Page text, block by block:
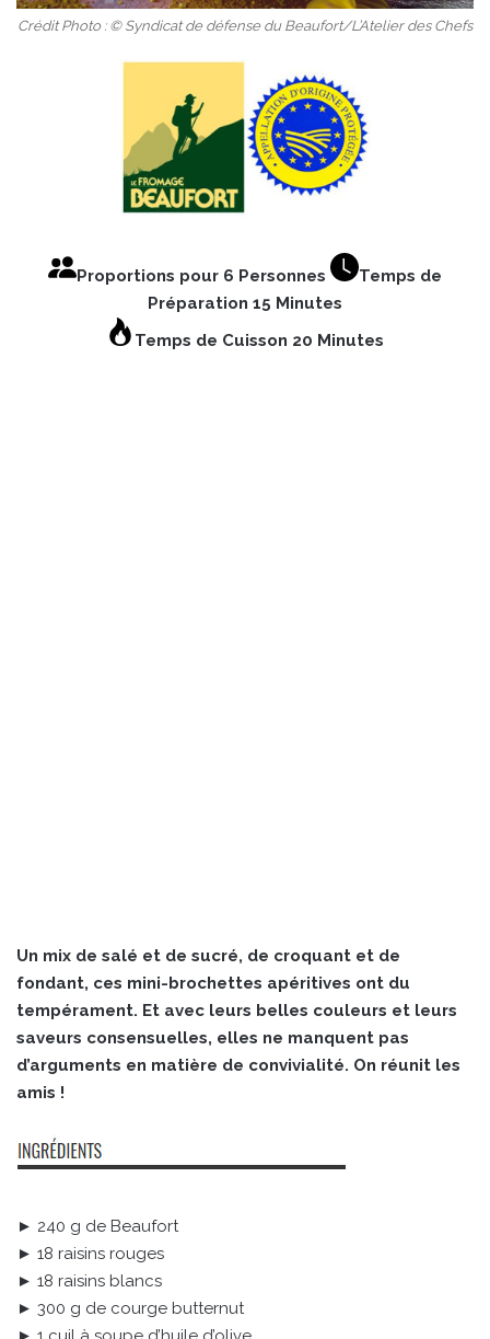
Crédit Photo : © Syndicat de défense du Beaufort/L’Atelier des Chefs
Proportions pour 6 Personnes
Temps de
Préparation 15 Minutes
Temps de Cuisson 20 Minutes
Un mix de salé et de sucré, de croquant et de
fondant, ces mini-brochettes apéritives ont du
tempérament. Et avec leurs belles couleurs et leurs
saveurs consensuelles, elles ne manquent pas
d’arguments en matière de convivialité. On réunit les
amis !
► 240 g de Beaufort
► 18 raisins rouges
► 18 raisins blancs
► 300 g de courge butternut